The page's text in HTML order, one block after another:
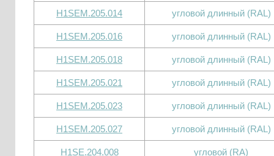
H1SEM.205.014 угловой длинный (RAL)
H1SEM.205.016 угловой длинный (RAL)
H1SEM.205.018 угловой длинный (RAL)
H1SEM.205.021 угловой длинный (RAL)
H1SEM.205.023 угловой длинный (RAL)
H1SEM.205.027 угловой длинный (RAL)
H1SE.204.008 угловой (RA)